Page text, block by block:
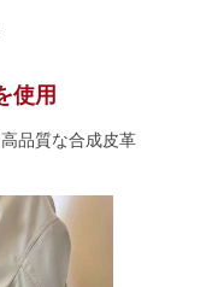
使用
品質な合成皮革